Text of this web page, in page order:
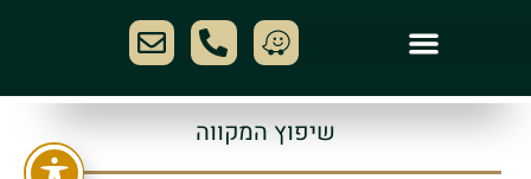
שיפוץ המקווה